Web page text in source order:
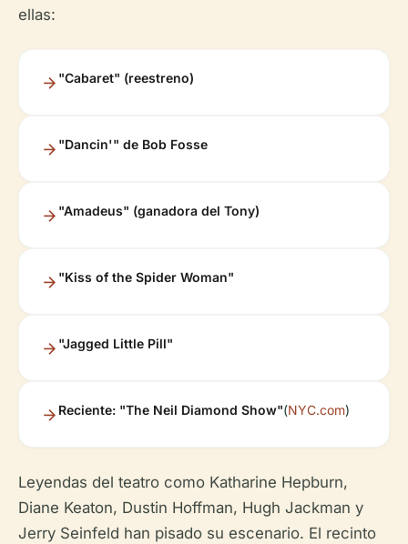
ellas:
"Cabaret" (reestreno)
"Dancin'" de Bob Fosse
"Amadeus" (ganadora del Tony)
"Kiss of the Spider Woman"
"Jagged Little Pill"
Reciente: "The Neil Diamond Show"(NYC.com)
Leyendas del teatro como Katharine Hepburn,
Diane Keaton, Dustin Hoffman, Hugh Jackman y
Jerry Seinfeld han pisado su escenario. El recinto